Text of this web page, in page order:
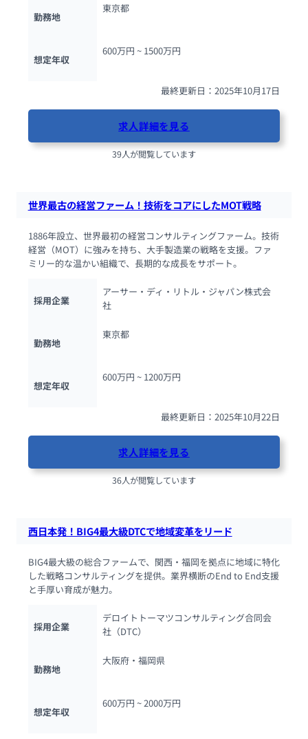
勤務地
東京都
想定年収
600万円 ~ 1500万円
最終更新日：2025年10月17日
求人詳細を見る
39人が閲覧しています
世界最古の経営ファーム！技術をコアにしたMOT戦略
1886年設立、世界最初の経営コンサルティングファーム。技術
経営（MOT）に強みを持ち、大手製造業の戦略を支援。ファ
ミリー的な温かい組織で、長期的な成長をサポート。
採用企業
アーサー・ディ・リトル・ジャパン株式会
社
勤務地
東京都
想定年収
600万円 ~ 1200万円
最終更新日：2025年10月22日
求人詳細を見る
36人が閲覧しています
西日本発！BIG4最大級DTCで地域変革をリード
BIG4最大級の総合ファームで、関西・福岡を拠点に地域に特化
した戦略コンサルティングを提供。業界横断のEnd to End支援
と手厚い育成が魅力。
採用企業
デロイトトーマツコンサルティング合同会
社（DTC）
勤務地
大阪府・福岡県
想定年収
600万円 ~ 2000万円